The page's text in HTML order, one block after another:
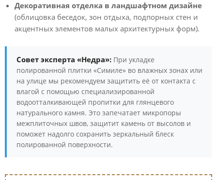
Декоративная отделка в ландшафтном дизайне
(облицовка беседок, зон отдыха, подпорных стен и
акцентных элементов малых архитектурных форм).
Совет эксперта «Недра»: При укладке
полированной плитки «Симиле» во влажных зонах или
на улице мы рекомендуем защитить её от контакта с
влагой с помощью специализированной
водоотталкивающей пропитки для глянцевого
натурального камня. Это запечатает микропоры
межплиточных швов, защитит камень от высолов и
поможет надолго сохранить зеркальный блеск
полированной поверхности.